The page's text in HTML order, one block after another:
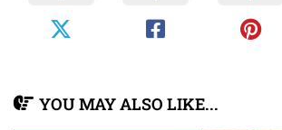
YOU MAY ALSO LIKE...